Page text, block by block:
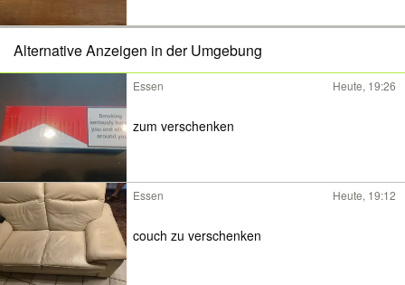
Alternative Anzeigen in der Umgebung
Essen Heute, 19:26
zum verschenken
Essen Heute, 19:12
couch zu verschenken